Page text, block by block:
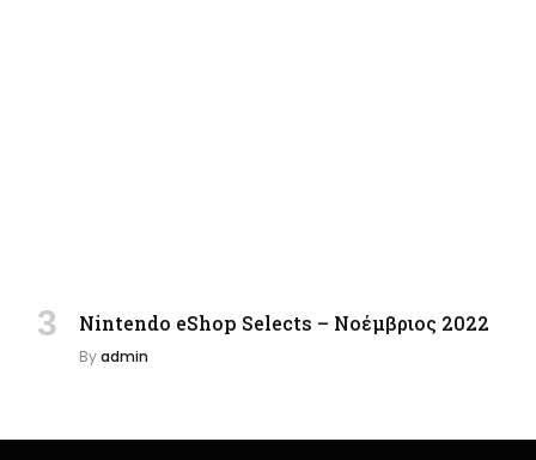
Nintendo eShop Selects – Νοέμβριος 2022
Byadmin